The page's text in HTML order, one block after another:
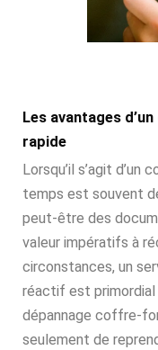
Les avantages
rapide
Lorsqu’il s’agit
temps est souvent
peut-être des
valeur impératifs à
circonstances, un
réactif est primordial
dépannage coffre-
seulement de